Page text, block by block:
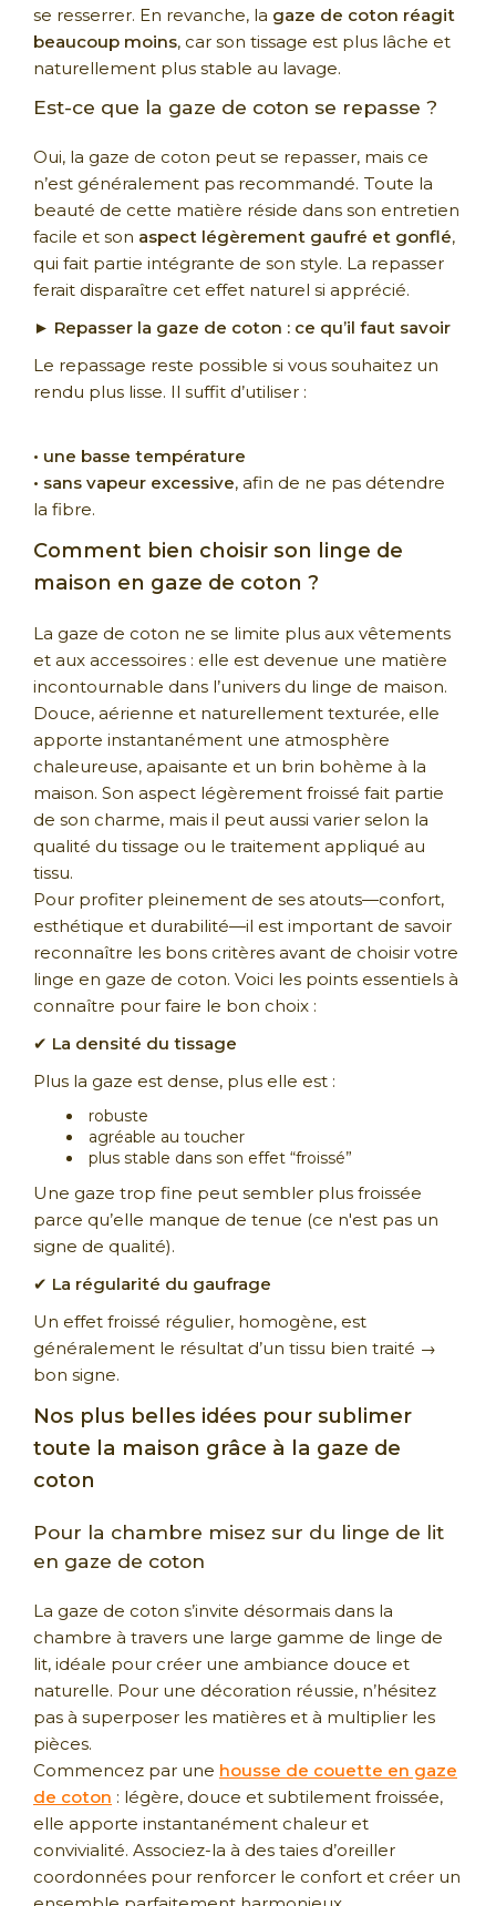
se resserrer. En revanche, la gaze de coton réagit
beaucoup moins, car son tissage est plus lâche et
naturellement plus stable au lavage.
Est-ce que la gaze de coton se repasse ?
Oui, la gaze de coton peut se repasser, mais ce
n’est généralement pas recommandé. Toute la
beauté de cette matière réside dans son entretien
facile et son aspect légèrement gaufré et gonflé,
qui fait partie intégrante de son style. La repasser
ferait disparaître cet effet naturel si apprécié.
► Repasser la gaze de coton : ce qu’il faut savoir
Le repassage reste possible si vous souhaitez un
rendu plus lisse. Il suffit d’utiliser :
• une basse température
• sans vapeur excessive, afin de ne pas détendre
la fibre.
Comment bien choisir son linge de
maison en gaze de coton ?
La gaze de coton ne se limite plus aux vêtements
et aux accessoires : elle est devenue une matière
incontournable dans l’univers du linge de maison.
Douce, aérienne et naturellement texturée, elle
apporte instantanément une atmosphère
chaleureuse, apaisante et un brin bohème à la
maison. Son aspect légèrement froissé fait partie
de son charme, mais il peut aussi varier selon la
qualité du tissage ou le traitement appliqué au
tissu.
Pour profiter pleinement de ses atouts—confort,
esthétique et durabilité—il est important de savoir
reconnaître les bons critères avant de choisir votre
linge en gaze de coton. Voici les points essentiels à
connaître pour faire le bon choix :
✔ La densité du tissage
Plus la gaze est dense, plus elle est :
robuste
agréable au toucher
plus stable dans son effet “froissé”
Une gaze trop fine peut sembler plus froissée
parce qu’elle manque de tenue (ce n'est pas un
signe de qualité).
✔ La régularité du gaufrage
Un effet froissé régulier, homogène, est
généralement le résultat d’un tissu bien traité →
bon signe.
Nos plus belles idées pour sublimer
toute la maison grâce à la gaze de
coton
Pour la chambre misez sur du linge de lit
en gaze de coton
La gaze de coton s’invite désormais dans la
chambre à travers une large gamme de linge de
lit, idéale pour créer une ambiance douce et
naturelle. Pour une décoration réussie, n’hésitez
pas à superposer les matières et à multiplier les
pièces.
Commencez par une housse de couette en gaze
de coton : légère, douce et subtilement froissée,
elle apporte instantanément chaleur et
convivialité. Associez-la à des taies d’oreiller
coordonnées pour renforcer le confort et créer un